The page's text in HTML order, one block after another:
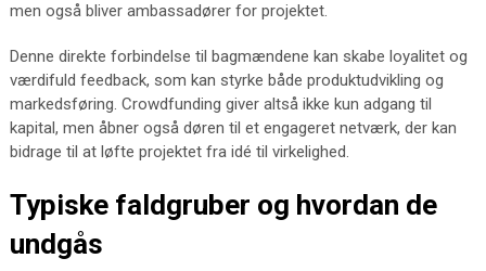
men også bliver ambassadører for projektet.
Denne direkte forbindelse til bagmændene kan skabe loyalitet og
værdifuld feedback, som kan styrke både produktudvikling og
markedsføring. Crowdfunding giver altså ikke kun adgang til
kapital, men åbner også døren til et engageret netværk, der kan
bidrage til at løfte projektet fra idé til virkelighed.
Typiske faldgruber og hvordan de
undgås